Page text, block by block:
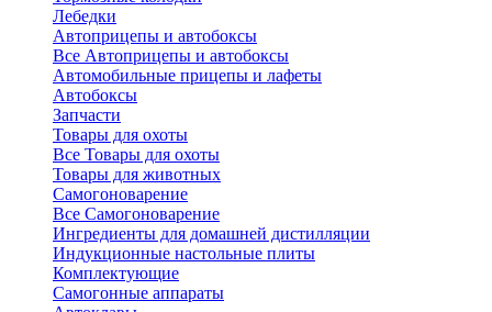
Лебедки
Автоприцепы и автобоксы
Все Автоприцепы и автобоксы
Автомобильные прицепы и лафеты
Автобоксы
Запчасти
Товары для охоты
Все Товары для охоты
Товары для животных
Самогоноварение
Все Самогоноварение
Ингредиенты для домашней дистилляции
Индукционные настольные плиты
Комплектующие
Самогонные аппараты